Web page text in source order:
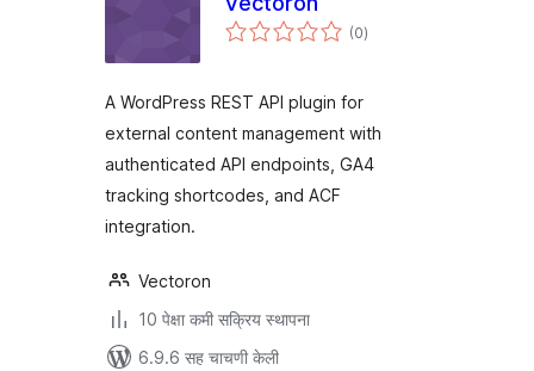
(0एकूण
मूल्यांकन
)
A WordPress REST API plugin for
external content management with
authenticated API endpoints, GA4
tracking shortcodes, and ACF
integration.
Vectoron
10 पेक्षा कमी सक्रिय स्थापना
6.9.6 सह चाचणी केली